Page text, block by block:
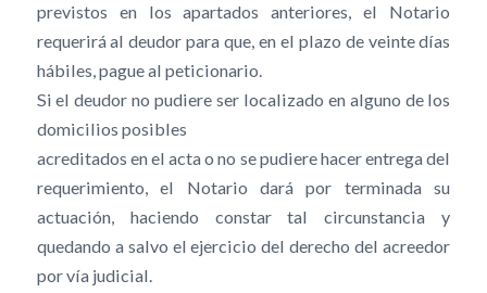
previstos en los apartados anteriores, el Notario
requerirá al deudor para que, en el plazo de veinte días
hábiles, pague al peticionario.
Si el deudor no pudiere ser localizado en alguno de los
domicilios posibles
acreditados en el acta o no se pudiere hacer entrega del
requerimiento, el Notario dará por terminada su
actuación, haciendo constar tal circunstancia y
quedando a salvo el ejercicio del derecho del acreedor
por vía judicial.